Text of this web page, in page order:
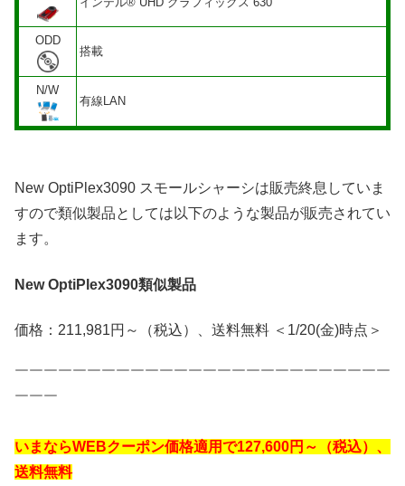
ODD
搭載
N/W
有線LAN
New OptiPlex3090 スモールシャーシは販売終息していま
すので類似製品としては以下のような製品が販売されてい
ます。
New OptiPlex3090類似製品
価格：211,981円～（税込）、送料無料 ＜1/20(金)時点＞
￣￣￣￣￣￣￣￣￣￣￣￣￣￣￣￣￣￣￣￣￣￣￣￣￣￣
￣￣￣
いまならWEBクーポン価格適用で127,600円～（税込）、
送料無料